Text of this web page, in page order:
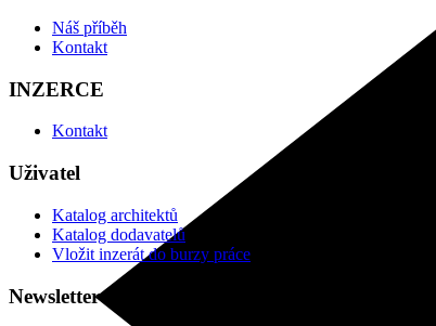
Náš příběh
Kontakt
INZERCE
Kontakt
Uživatel
Katalog architektů
Katalog dodavatelů
Vložit inzerát do burzy práce
Newsletter